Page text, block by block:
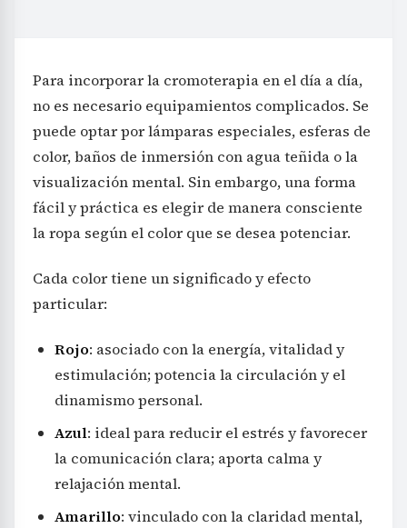
Para incorporar la cromoterapia en el día a día,
no es necesario equipamientos complicados. Se
puede optar por lámparas especiales, esferas de
color, baños de inmersión con agua teñida o la
visualización mental. Sin embargo, una forma
fácil y práctica es elegir de manera consciente
la ropa según el color que se desea potenciar.
Cada color tiene un significado y efecto
particular:
Rojo: asociado con la energía, vitalidad y
estimulación; potencia la circulación y el
dinamismo personal.
Azul: ideal para reducir el estrés y favorecer
la comunicación clara; aporta calma y
relajación mental.
Amarillo: vinculado con la claridad mental,